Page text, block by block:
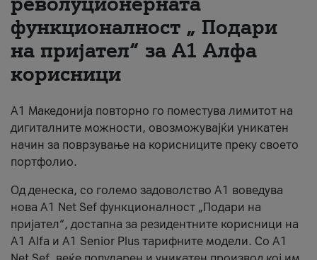
За нас
#ПодобарОнлајн
функционалност „ Подари
на пријател“ за А1 Алфа
корисници
А1 Македонија повторно го поместува лимитот на
дигиталните можности, овозможувајќи уникатен
начин за поврзување на корисниците преку своето
портфолио.
Од денеска, со големо задоволство А1 воведува
нова A1 Net Sef функционалност „Подари на
пријател“, достапна за резидентните корисници на
А1 Alfa и A1 Senior Plus тарифните модели. Со A1